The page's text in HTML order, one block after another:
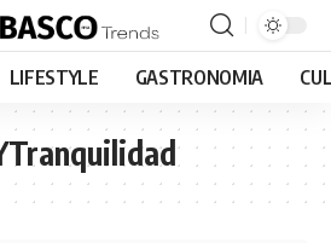
LIFESTYLE GASTRONOMIA